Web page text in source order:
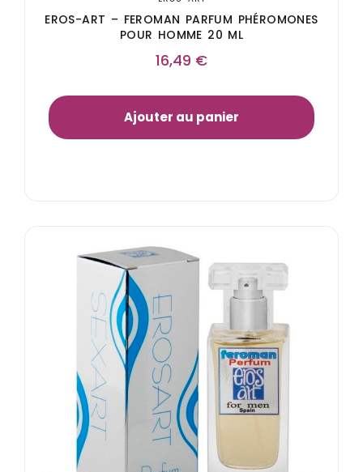
EROS-ART – FEROMAN PARFUM PHÉROMONES
POUR HOMME 20 ML
16,49 €
Ajouter au panier